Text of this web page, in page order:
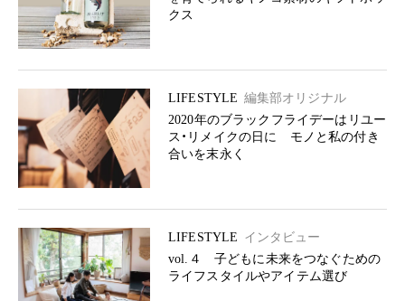
クス
LIFESTYLE 編集部オリジナル
2020年のブラックフライデーはリユー
ス・リメイクの日に モノと私の付き
合いを末永く
LIFESTYLE インタビュー
vol.４ 子どもに未来をつなぐための
ライフスタイルやアイテム選び